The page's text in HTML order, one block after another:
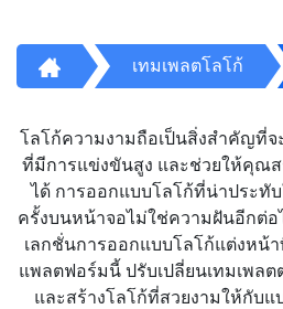
เทมเพลตโลโก้
โลโก้ความงามถือเป็นสิ่งสำคัญที่
ที่มีการแข่งขันสูง และช่วยให้คุณ
ได้ การออกแบบโลโก้ที่น่าประทับ
ครั้งบนหน้าจอไม่ใช่ความฝันอีกต่
เลกชั่นการออกแบบโลโก้แต่งหน้
แพลตฟอร์มนี้ ปรับเปลี่ยนเทมเพล
และสร้างโลโก้ที่สวยงามให้กับ